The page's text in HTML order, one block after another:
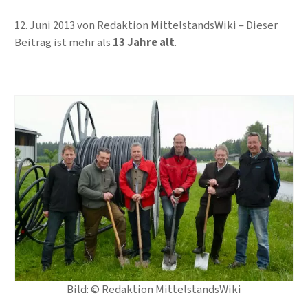
Bild: © Redaktion MittelstandsWiki
12. Juni 2013von Redaktion MittelstandsWiki
Dieser
Beitrag ist mehr als 13 Jahre alt.